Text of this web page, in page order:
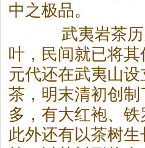
中之极品。
武夷岩茶
叶，民间就已将
元代还在武夷山设
茶，明末清初创
多，有大红袍、
此外还有以茶树